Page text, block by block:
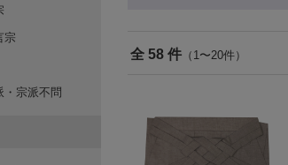
全 58 件 （1〜20件）
宗
・宗派不問